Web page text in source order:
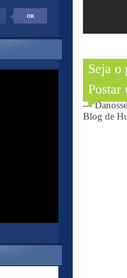
Seja o
Postar
---
Blog de